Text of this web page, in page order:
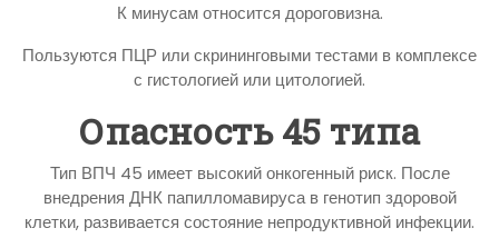
К минусам относится дороговизна.
Пользуются ПЦР или скрининговыми тестами в комплексе
с гистологией или цитологией.
Опасность 45 типа
Тип ВПЧ 45 имеет высокий онкогенный риск. После
внедрения ДНК папилломавируса в генотип здоровой
клетки, развивается состояние непродуктивной инфекции.